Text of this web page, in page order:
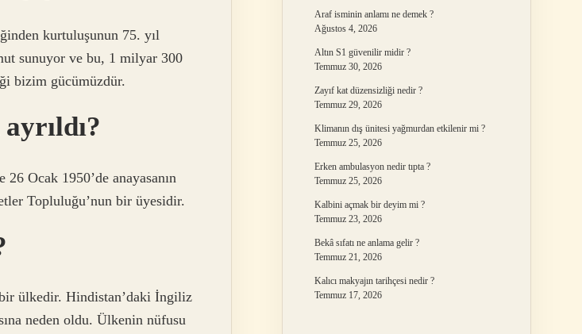
kurtuluşunun 75. yıl
sunuyor ve bu, 1 milyar 300
bizim gücümüzdür.
26 Ocak 1950’de anayasanın
Topluluğu’nun bir üyesidir.
ülkedir. Hindistan’daki İngiliz
neden oldu. Ülkenin nüfusu
Araf isminin anlamı ne demek ?
Ağustos 4, 2026
Altın S1 güvenilir midir ?
Temmuz 30, 2026
Zayıf kat düzensizliği nedir ?
Temmuz 29, 2026
Klimanın dış ünitesi yağmurdan etkilenir mi ?
Temmuz 25, 2026
Erken ambulasyon nedir tıpta ?
Temmuz 25, 2026
Kalbini açmak bir deyim mi ?
Temmuz 23, 2026
Bekâ sıfatı ne anlama gelir ?
Temmuz 21, 2026
Kalıcı makyajın tarihçesi nedir ?
Temmuz 17, 2026